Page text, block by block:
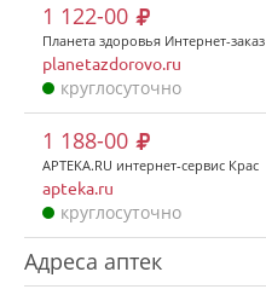
1 122-00
Планета здоровья Интернет-заказ
planetazdorovo.ru
круглосуточно
1 188-00
APTEKA.RU интернет-сервис Крас
apteka.ru
круглосуточно
Адреса аптек